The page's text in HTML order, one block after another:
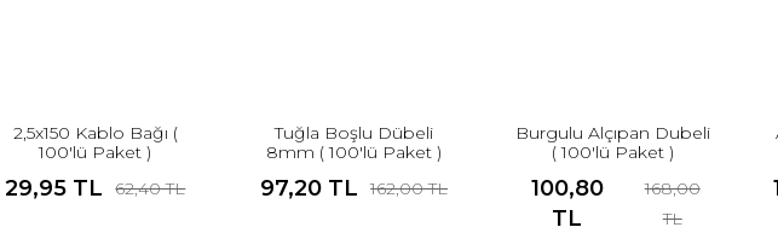
2,5x150 Kablo Bağı (
100'lü Paket )
29,95 TL 62,40 TL
Tuğla Boşlu Dübeli
8mm ( 100'lü Paket )
97,20 TL 162,00 TL
Burgulu Alçıpan Dubeli
( 100'lü Paket )
100,80
TL
168,00
TL